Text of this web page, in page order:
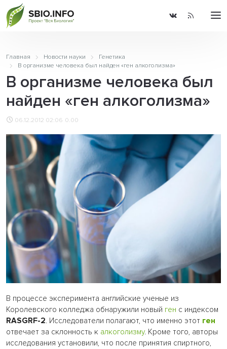
Главная Новости науки
Генетика
В организме человека был найден «ген алкоголизма»
В организме человека был
найден «ген алкоголизма»
06.12.2012 02:06 0.00
В процессе эксперимента английские ученые из
Королевского колледжа обнаружили новый ген с индексом
RASGRF-2. Исследователи полагают, что именно этот ген
отвечает за склонность к алкоголизму. Кроме того, авторы
исследования установили, что после принятия спиртного,